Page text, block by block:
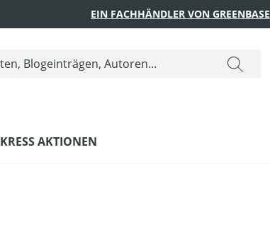
EIN FACHHÄNDLER VON GREENBASE
KRESS AKTIONEN